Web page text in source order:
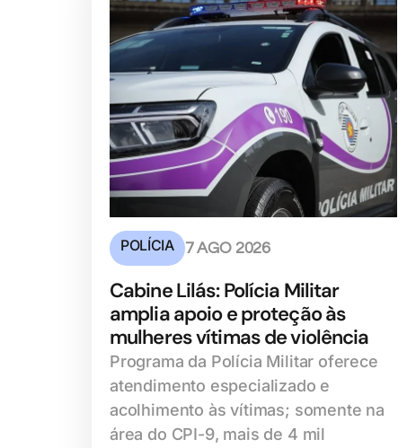
POLÍCIA 7 AGO 2026
Cabine Lilás: Polícia Militar
amplia apoio e proteção às
mulheres vítimas de violência
Programa da Polícia Militar oferece
atendimento especializado e
acolhimento às vítimas; somente na
área do CPI-9, mais de 4 mil